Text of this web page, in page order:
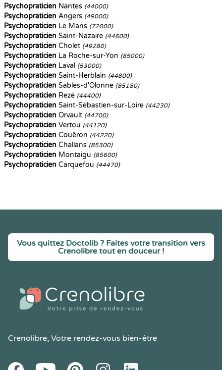
Psychopraticien Nantes (44000)
Psychopraticien Angers (49000)
Psychopraticien Le Mans (72000)
Psychopraticien Saint-Nazaire (44600)
Psychopraticien Cholet (49280)
Psychopraticien La Roche-sur-Yon (85000)
Psychopraticien Laval (53000)
Psychopraticien Saint-Herblain (44800)
Psychopraticien Sables-d'Olonne (85180)
Psychopraticien Rezé (44400)
Psychopraticien Saint-Sébastien-sur-Loire (44230)
Psychopraticien Orvault (44700)
Psychopraticien Vertou (44120)
Psychopraticien Couëron (44220)
Psychopraticien Challans (85300)
Psychopraticien Montaigu (85600)
Psychopraticien Carquefou (44470)
Vous quittez Doctolib ? Faites votre transition vers
Crenolibre tout en douceur !
Crenolibre, Votre rendez-vous bien-être
FacebookYoutube PinteresetInstagramLinkedIn